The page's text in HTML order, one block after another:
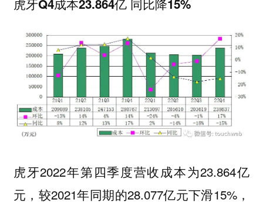
虎牙Q4成本23.864亿 同比降15%
虎牙2022年第四季度营收成本为23.864亿
元，较2021年同期的28.077亿元下滑15%，